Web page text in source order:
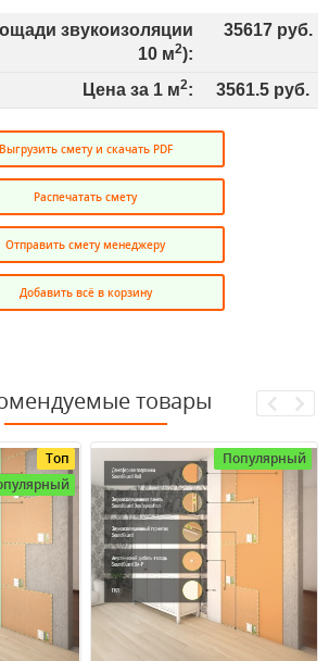
звукоизоляции
10 м2):
35617 руб.
Цена за 1 м2: 3561.5 руб.
Выгрузить смету и скачать PDF
Распечатать смету
Отправить смету менеджеру
Добавить всё в корзину
товары
Топ
Популярный